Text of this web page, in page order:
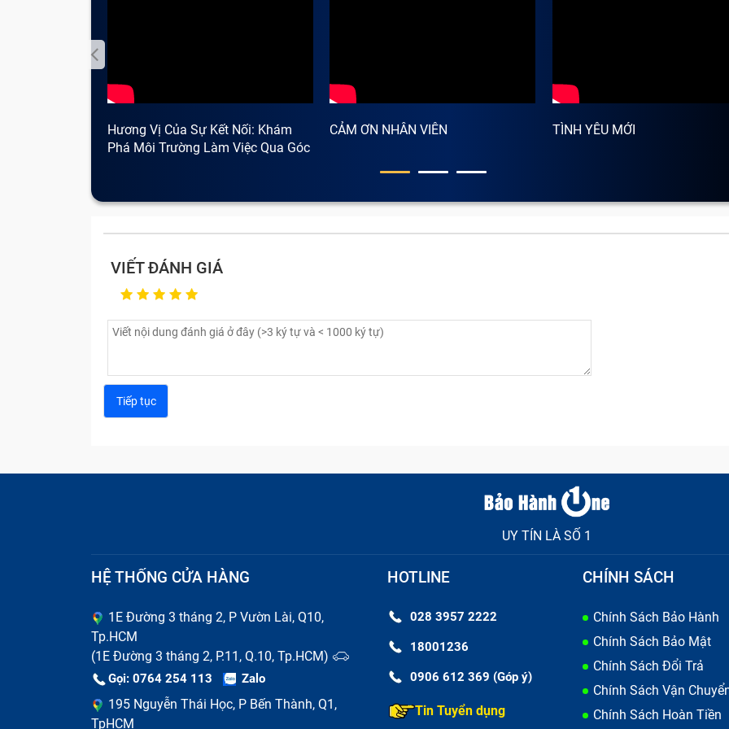
Một chiếc smartphone chứa rất nhiều linh kiện, bộ phận. Nếu một trong chúng bị lỗi, hỏng thì bạn
không ít phiền toái, rắc rối khi sử dụng; nghiêm trọng hơn có thể phải thay máy mới nếu không sửa
thời. Vậy các lỗi, hỏng linh kiện cần mang sửa chữa iPhone Giáng Sinh là gì?
Sửa chữa chữa iPhone Giáng Sinh bao gồm những gì?
Thay pin chữa iPhone Giáng Sinh
Pin điện thoại là linh kiện có tuổi thọ ngắn nhất so với các bộ phận của máy. Khi pin của bạn có
phồng rộp, chai lỳ, thời gian sử dụng ngắn thì báo hiệu đã tới lúc thay pin cho chiếc chữa iPhone
của bạn. Nếu kéo dài tình trạng hỏng pin, có thể gây cháy nổ khi sạc máy cũng như sử dụng.
Hương Vị Của Sự Kết Nối: Khám
Phá Môi Trường Làm Việc Qua Góc
CẢM ƠN NHÂN VIÊN TÌNH YÊU MỚI
VIẾT ĐÁNH GIÁ
UY TÍN LÀ SỐ 1
HỆ THỐNG CỬA HÀNG
1E Đường 3 tháng 2, P Vườn Lài, Q10,
Tp.HCM
(1E Đường 3 tháng 2, P.11, Q.10, Tp.HCM)
Gọi: 0764 254 113 Zalo
195 Nguyễn Thái Học, P Bến Thành, Q1,
TpHCM
HOTLINE
028 3957 2222
18001236
0906 612 369 (Góp ý)
Tin Tuyển dụng
CHÍNH SÁCH
Chính Sách Bảo Hành
Chính Sách Bảo Mật
Chính Sách Đổi Trả
Chính Sách Vận
Chính Sách Hoàn Tiền